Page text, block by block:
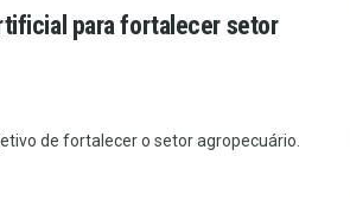
para fortalecer setor
de fortalecer o setor agropecuário.